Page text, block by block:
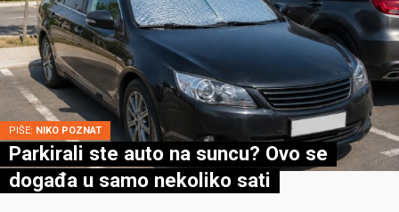
PIŠE: NIKO POZNAT
Parkirali ste auto na suncu? Ovo se
događa u samo nekoliko sati